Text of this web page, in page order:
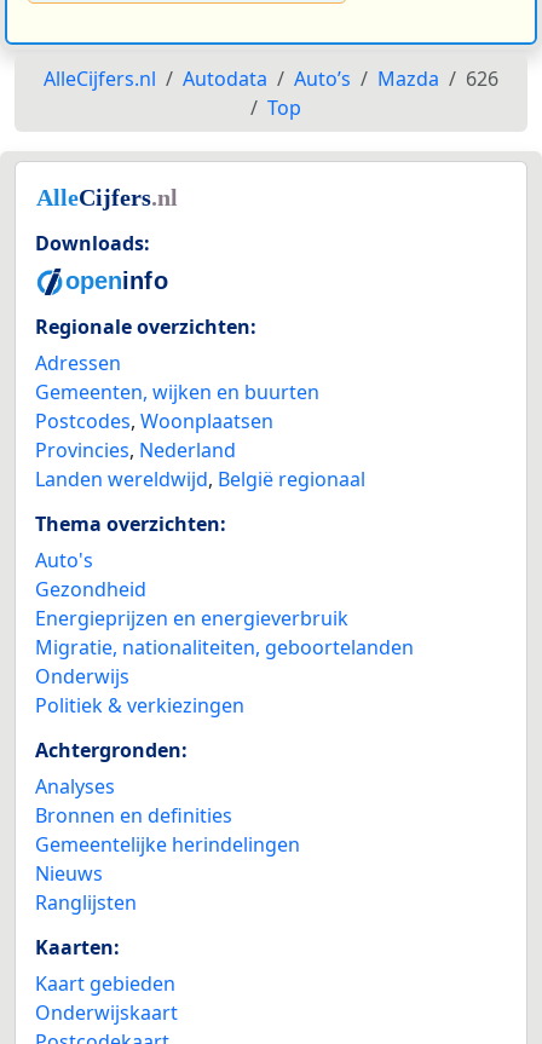
AlleCijfers.nl Autodata Auto’s Mazda
626
Top
Downloads:
Regionale overzichten:
Adressen
Gemeenten, wijken en buurten
Postcodes, Woonplaatsen
Provincies, Nederland
Landen wereldwijd, België regionaal
Thema overzichten:
Auto's
Gezondheid
Energieprijzen en energieverbruik
Migratie, nationaliteiten, geboortelanden
Onderwijs
Politiek & verkiezingen
Achtergronden:
Analyses
Bronnen en definities
Gemeentelijke herindelingen
Nieuws
Ranglijsten
Kaarten:
Kaart gebieden
Onderwijskaart